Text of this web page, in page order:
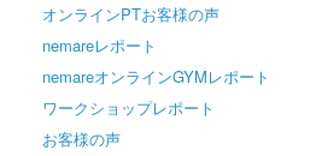
オンラインPTお客様の声
nemareレポート
nemareオンラインGYMレポート
ワークショップレポート
お客様の声